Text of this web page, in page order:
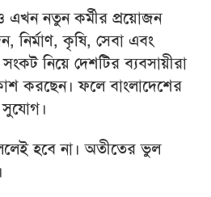
এখন নতুন কর্মীর প্রয়োজন
কৃষি, সেবা এবং
সংকট নিয়ে দেশটির ব্যবসায়ীরা
করছেন। ফলে বাংলাদেশের
সুযোগ।
হবে না। অতীতের ভুল